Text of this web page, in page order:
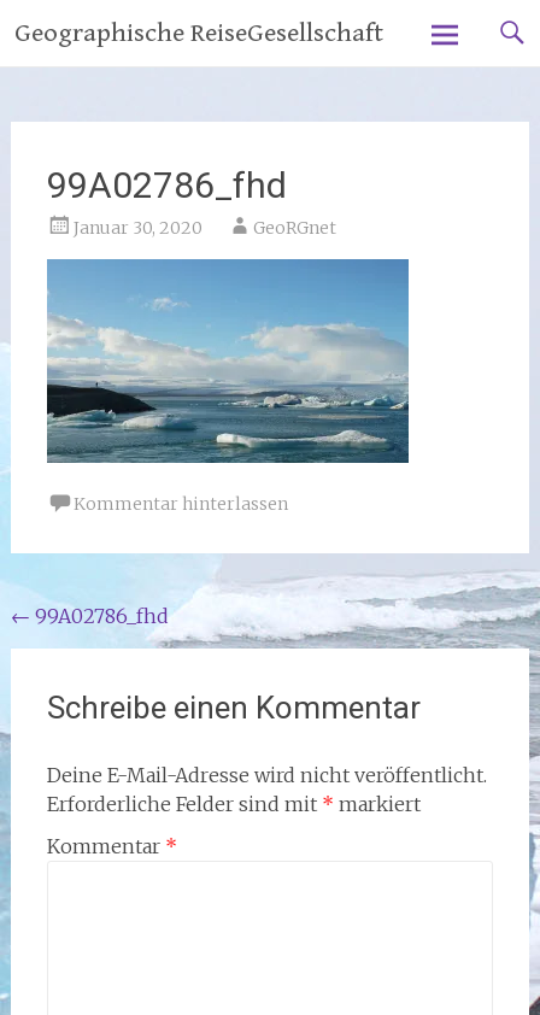
Inhalt
springen
Geographische ReiseGesellschaft
99A02786_fhd
Januar 30, 2020 GeoRGnet
Kommentar hinterlassen
Beitragsnavigation
← 99A02786_fhd
Schreibe einen Kommentar
Deine E-Mail-Adresse wird nicht veröffentlicht.
Erforderliche Felder sind mit * markiert
Kommentar *